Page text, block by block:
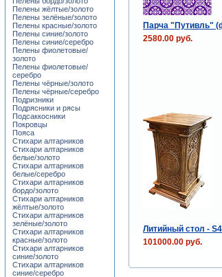
Парча "Путивль"
2580.00 руб.
Литийный стол -
101000.00 руб.
Пелены жёлтые/золото
Пелены зелёные/золото
Пелены красные/золото
Пелены синие/золото
Пелены синие/серебро
Пелены фиолетовые/
золото
Пелены фиолетовые/
серебро
Пелены чёрные/золото
Пелены чёрные/серебро
Подризники
Подрясники и рясы
Подсаккосники
Покровцы
Пояса
Стихари алтарников
Стихари алтарников
белые/золото
Стихари алтарников
белые/серебро
Стихари алтарников
бордо/золото
Стихари алтарников
жёлтые/золото
Стихари алтарников
зелёные/золото
Стихари алтарников
красные/золото
Стихари алтарников
синие/золото
Стихари алтарников
синие/серебро